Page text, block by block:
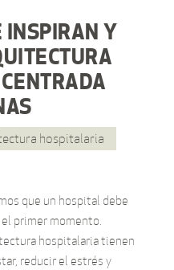
INSPIRAN Y
hospitalaria
que un hospital debe
primer momento.
hospitalaria tienen
reducir el estrés y